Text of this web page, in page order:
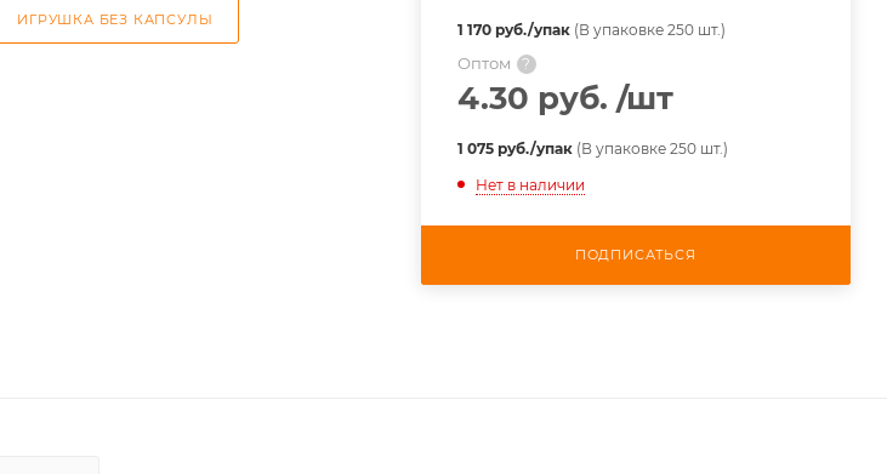
ИГРУШКА БЕЗ КАПСУЛЫ
1 170 руб./упак(В упаковке 250 шт.)
Оптом ?
4.30 руб. /шт
1 075 руб./упак(В упаковке 250 шт.)
Нет в наличии
ПОДПИСАТЬСЯ